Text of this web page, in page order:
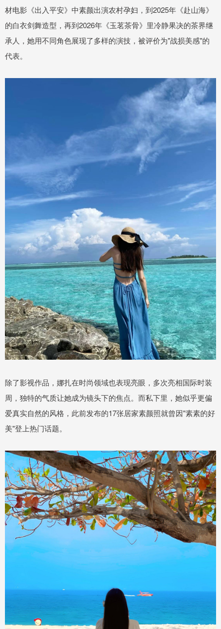
材电影《出入平安》中素颜出演农村孕妇，到2025年《赴山海》
的白衣剑舞造型，再到2026年《玉茗茶骨》里冷静果决的茶界继
承人，她用不同角色展现了多样的演技，被评价为"战损美感"的
代表。
除了影视作品，娜扎在时尚领域也表现亮眼，多次亮相国际时装
周，独特的气质让她成为镜头下的焦点。而私下里，她似乎更偏
爱真实自然的风格，此前发布的17张居家素颜照就曾因"素素的好
美"登上热门话题。